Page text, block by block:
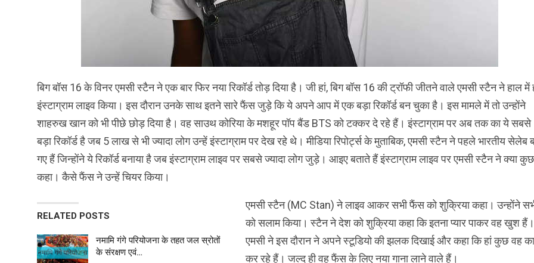
बिग बॉस 16 के विनर एमसी स्टैन ने एक बार फिर नया रिकॉर्ड तोड़ दिया है। जी हां, बिग बॉस 16 की ट्रॉफी जीतने वाले एमसी स्टैन ने हाल में
इंस्टाग्राम लाइव किया। इस दौरान उनके साथ इतने सारे फैंस जुड़े कि ये अपने आप में एक बड़ा रिकॉर्ड बन चुका है। इस मामले में तो उन्होंने
शाहरुख खान को भी पीछे छोड़ दिया है। वह साउथ कोरिया के मशहूर पॉप बैंड BTS को टक्कर दे रहे हैं। इंस्टाग्राम पर अब तक का ये सबसे
बड़ा रिकॉर्ड है जब 5 लाख से भी ज्यादा लोग उन्हें इंस्टाग्राम पर देख रहे थे। मीडिया रिपोर्ट्स के मुताबिक, एमसी स्टैन ने पहले भारतीय सेलेब
गए हैं जिन्होंने ये रिकॉर्ड बनाया है जब इंस्टाग्राम लाइव पर सबसे ज्यादा लोग जुड़े। आइए बताते हैं इंस्टाग्राम लाइव पर एमसी स्टैन ने क्या कुछ
कहा। कैसे फैंस ने उन्हें चियर किया।
RELATED POSTS
नमामि गंगे परियोजना के तहत जल स्रोतों
के संरक्षण एवं…
एमसी स्टैन (MC Stan) ने लाइव आकर सभी फैंस को शुक्रिया कहा। उन्होंने
को सलाम किया। स्टैन ने देश को शुक्रिया कहा कि इतना प्यार पाकर वह खुश हैं।
एमसी ने इस दौरान ने अपने स्टूडियो की झलक दिखाई और कहा कि हां कुछ वह
कर रहे हैं। जल्द ही वह फैंस के लिए नया गाना लाने वाले हैं।